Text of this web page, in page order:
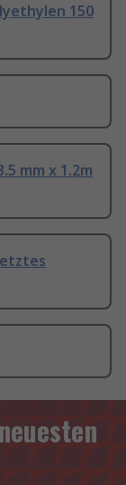
150
mm x 1.2m